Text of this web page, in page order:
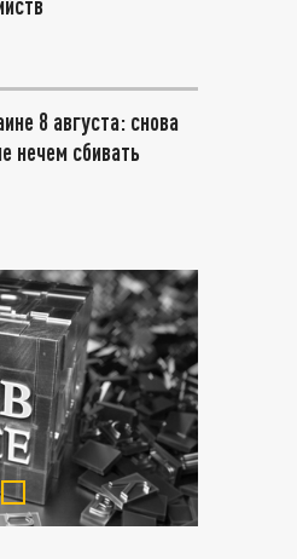
8 августа: снова
нечем сбивать